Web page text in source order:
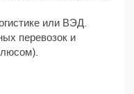
или ВЭД.
перевозок и